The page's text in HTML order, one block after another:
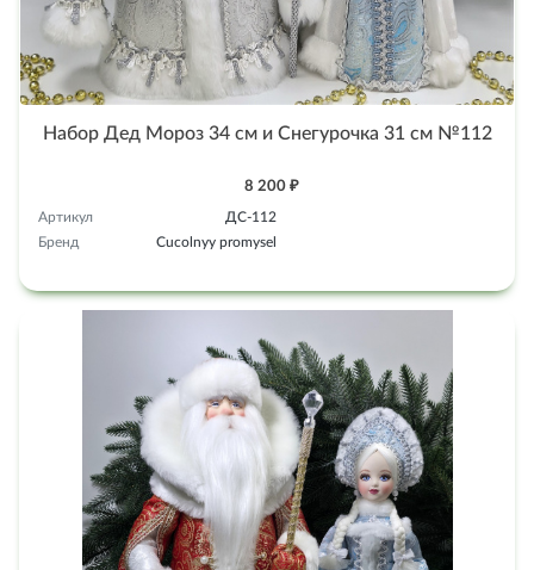
Набор Дед Мороз 34 см и Снегурочка 31 см №112
8 200 ₽
Артикул
ДС-112
Бренд
Cucolnyy promysel